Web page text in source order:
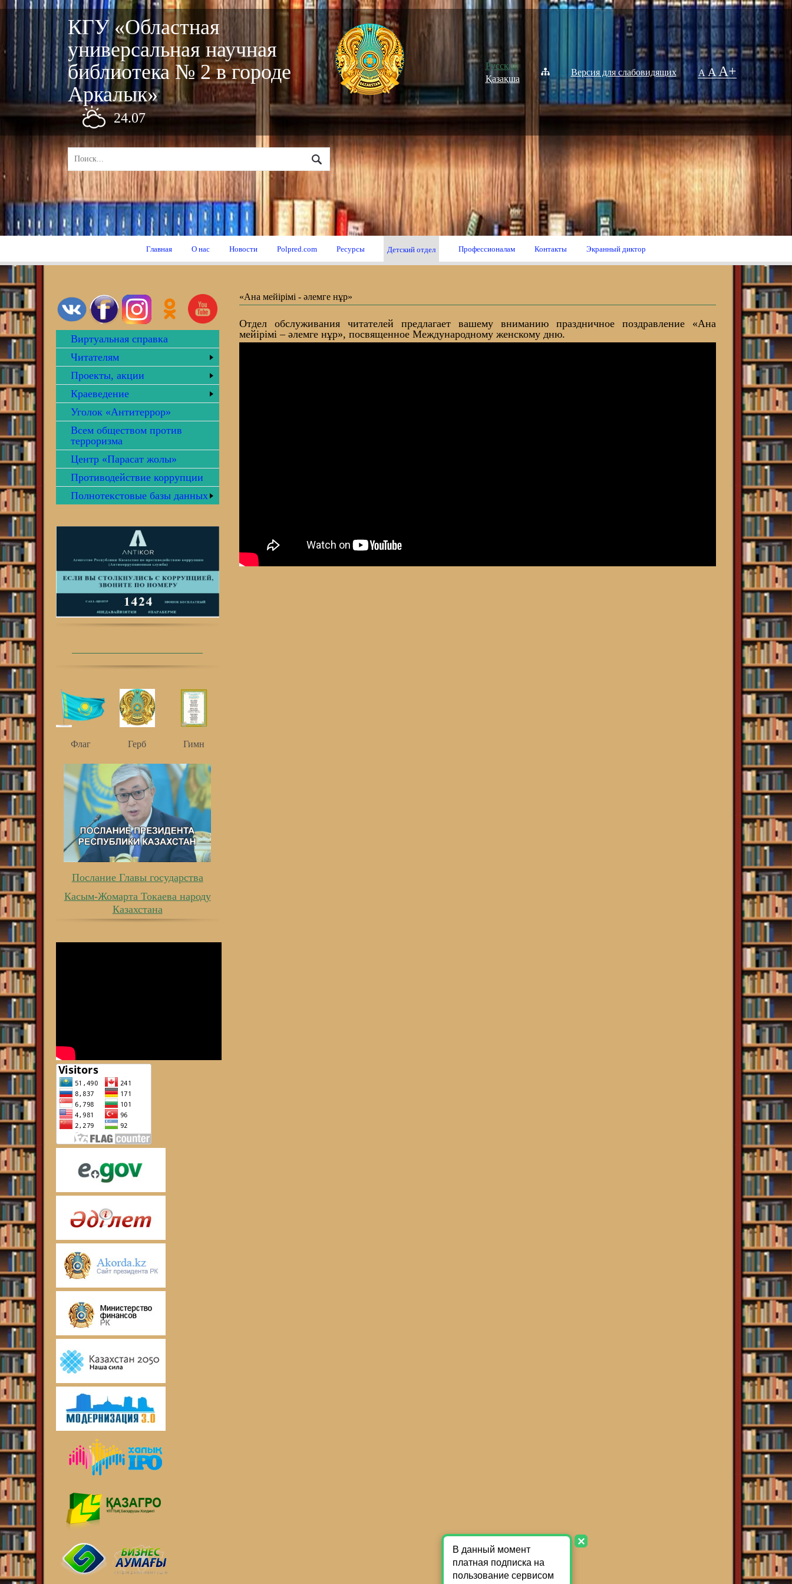
КГУ «Областная
универсальная научная
библиотека № 2 в городе
Аркалык»
24.07
Русский
Қазақша
Версия для слабовидящих A A A+
Главная О нас Новости Polpred.com Ресурсы Детский отдел Профессионалам Контакты Экранный диктор
Виртуальная справка
Читателям
Проекты, акции
Краеведение
Уголок «Антитеррор»
Всем обществом против
терроризма
Центр «Парасат жолы»
Противодействие коррупции
Полнотекстовые базы данных
Флаг Герб Гимн
Послание Главы государства
Касым-Жомарта Токаева народу
Казахстана
«Ана мейірімі - әлемге нұр»
Отдел обслуживания читателей предлагает вашему вниманию праздничное поздравление «Ана
мейірімі – әлемге нұр», посвященное Международному женскому дню.